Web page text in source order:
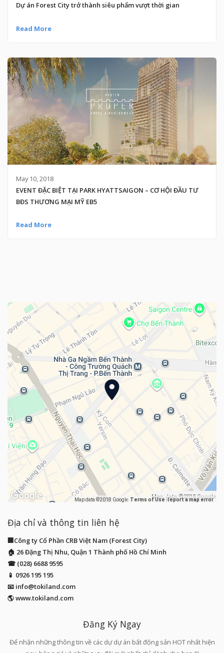
Dự án Forest City trở thành siêu phẩm vượt thời gian
Read More
May 10, 2018
EVENT ĐẶC BIỆT TẠI PARK HYATTSAIGON – CƠ HỘI ĐẦU TƯ
BĐS THƯƠNG MẠI MỸ EB5
Read More
Map data ©2018 Google Map data ©2018 Google
Terms of Use Report a map error
Địa chỉ và thông tin liên hệ
🏢Công ty Cổ Phần CRB Việt Nam (Forest City)
🏠 26 Đặng Thị Nhu, Quận 1 Thành phố Hồ Chí Minh
☎ (028) 6688 9595
📱 0926 195 195
📧 info@tokiland.com
🌎 www.tokiland.com
Đăng Ký Ngay
Để nhận những thông tin về các dự dự án bất động sản HOT nhất hiện